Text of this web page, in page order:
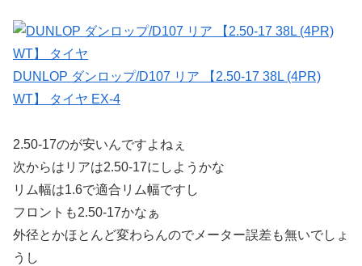
DUNLOP ダンロップ/D107 リア 【2.50-17 38L (4PR)
WT】 タイヤ EX-4
2.50-17のが安いんですよねぇ
次からはリアは2.50-17にしようかな
リム幅は1.6で適合リム幅ですし
フロントも2.50-17かなぁ
外径とかほとんど変わらんのでメーター誤差も無いでしょ
うし